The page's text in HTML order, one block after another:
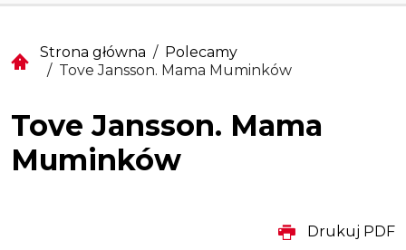
Strona główna
Polecamy
Tove Jansson. Mama Muminków
Tove Jansson. Mama
Muminków
Drukuj PDF